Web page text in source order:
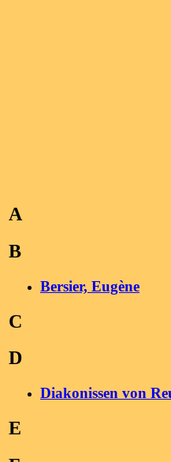
A
B
Bersier, Eugène
C
D
Diakonissen von
E